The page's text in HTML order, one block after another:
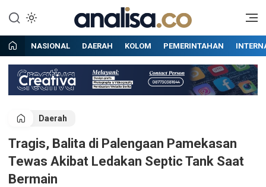
konten
Analisa
Situs berita online terpercaya
NASIONAL DAERAH KOLOM PEMERINTAHAN
Daerah
Tragis, Balita di Palengaan Pamekasan
Tewas Akibat Ledakan Septic Tank Saat
Bermain